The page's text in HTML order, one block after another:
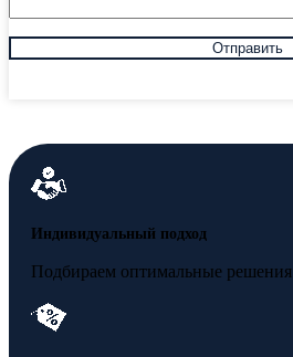
Индивидуальный подход
Подбираем оптимальные решения